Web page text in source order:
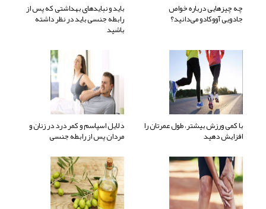
چه چیزهایی درباره خواص
جادویی آووکادو می‌دانید؟
باید و نبایدهای بهداشتی که پس از
رابطه جنسی باید در نظر داشته
باشید
با کمی ورزش بیشتر، طول عمرتان را
افزایش دهید
دلایل اسپاسم و کمر درد در زنان و
مردان پس از رابطه جنسی